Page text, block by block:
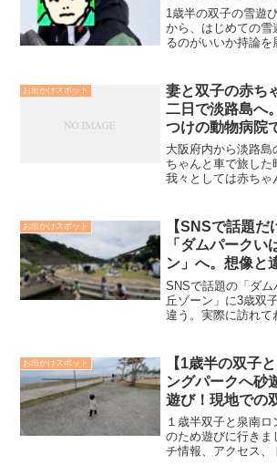
1歳半の双子の雪遊
から、はじめての雪
るのがいいか持論を
る雪のある地域に赴
楽しめなかったとい
とができるのではと
お出かけスポット
妻と双子の赤ち
二日で淡路島へ
つけの動物病院
大阪府内から淡路
ちゃんと車で旅した
我々としては赤ちゃ
かと思いましたが
のほかいい旅とな
お出かけスポット
【SNSで話題
「ダムパークい
ン」へ。想像と
SNSで話題の「ダ
丘ゾーン」に3歳双
違う。実際に訪れて
介。小さな子連れ
を公開します。
お出かけスポット
【1歳半の双子
ングパークへ砂
遊び！現地での
方と注意点
１歳半双子と泉南
のため遊びに行きま
チ情報、アクセス、